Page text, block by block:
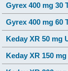
Gyrex 400 mg 30
Gyrex 400 mg 60
Keday XR 50 mg
Keday XR 150 mg